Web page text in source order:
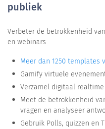
publiek
Verbeter de betrokkenheid
en webinars
Meer dan 1250 templates
Gamify virtuele
Verzamel digitaal
Meet de betrokkenheid
vragen en analyseer
Gebruik Polls, quizzen en